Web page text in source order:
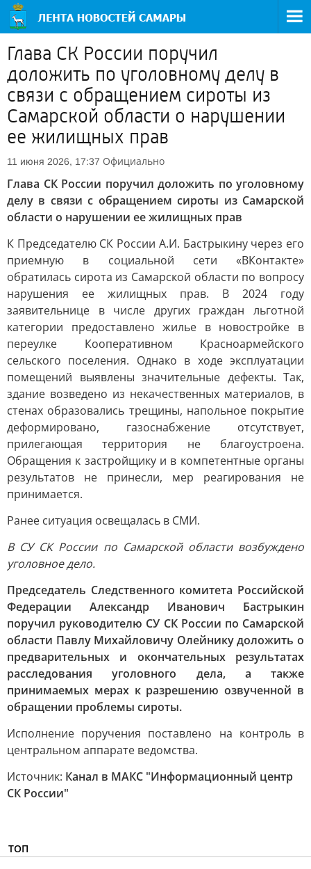
Глава СК России поручил
доложить по уголовному делу в
связи с обращением сироты из
Самарской области о нарушении
ее жилищных прав
11 июня 2026, 17:37 Официально
Глава СК России поручил доложить по уголовному
делу в связи с обращением сироты из Самарской
области о нарушении ее жилищных прав
К Председателю СК России А.И. Бастрыкину через его
приемную в социальной сети «ВКонтакте»
обратилась сирота из Самарской области по вопросу
нарушения ее жилищных прав. В 2024 году
заявительнице в числе других граждан льготной
категории предоставлено жилье в новостройке в
переулке Кооперативном Красноармейского
сельского поселения. Однако в ходе эксплуатации
помещений выявлены значительные дефекты. Так,
здание возведено из некачественных материалов, в
стенах образовались трещины, напольное покрытие
деформировано, газоснабжение отсутствует,
прилегающая территория не благоустроена.
Обращения к застройщику и в компетентные органы
результатов не принесли, мер реагирования не
принимается.
Ранее ситуация освещалась в СМИ.
В СУ СК России по Самарской области возбуждено
уголовное дело.
Председатель Следственного комитета Российской
Федерации Александр Иванович Бастрыкин
поручил руководителю СУ СК России по Самарской
области Павлу Михайловичу Олейнику доложить о
предварительных и окончательных результатах
расследования уголовного дела, а также
принимаемых мерах к разрешению озвученной в
обращении проблемы сироты.
Исполнение поручения поставлено на контроль в
центральном аппарате ведомства.
Источник: Канал в МАКС "Информационный центр
СК России"
ТОП